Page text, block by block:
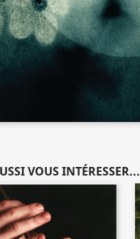
VOUS INTÉRESSER...